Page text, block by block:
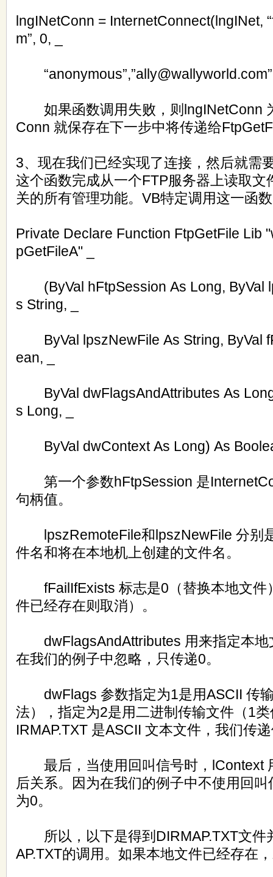
lngINetConn = InternetConnect(lngINet,
m”, 0, _
如果函数调用失败，则lngINetConn
Conn 就保存在下一步中将传递给
3、现在我们已经实现了连接，然后就需
这个函数完成从一个FTP服务器上读取文
关的所有管理功能。VB特定调用这一函
Private Declare Function FtpGetFile Lib
pGetFileA" _
(ByVal hFtpSession As Long, ByVal
s String, _
ByVal lpszNewFile As String, ByVal
ean, _
ByVal dwFlagsAndAttributes As
s Long, _
ByVal dwContext As Long) As
第一个参数hFtpSession 是
句柄值。
lpszRemoteFile和lpszNewFile 分别
件名和将在本地机上创建的文件名。
fFailIfExists 标志是0（替换本地文件
件已经存在则取消）。
dwFlagsAndAttributes 用来指定本地
在我们的例子中忽略，只传递0。
dwFlags 参数指定为1是用ASCII 传输
法），指定为2是用二进制传输文件（1
IRMAP.TXT 是ASCII 文本文件，我们传
最后，当使用回叫信号时，lContext
后关系。因为在我们的例子中不使用回
为0。
所以，以下是得到DIRMAP.TXT文件
AP.TXT的调用。如果本地文件已经存在